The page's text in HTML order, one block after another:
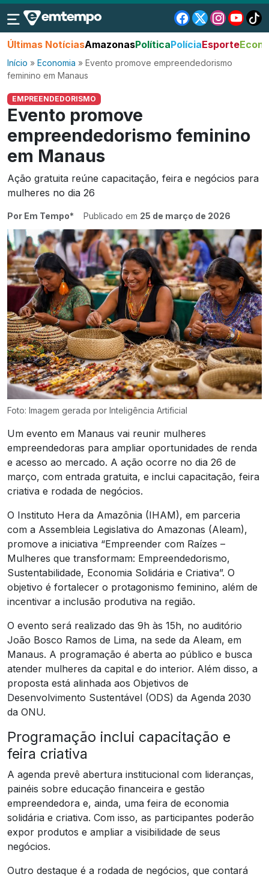
Últimas NotíciasAmazonasPolíticaPolíciaEsporte
Início » Economia » Evento promove empreendedorismo
feminino em Manaus
EMPREENDEDORISMO
Evento promove
empreendedorismo feminino
em Manaus
Ação gratuita reúne capacitação, feira e negócios para
mulheres no dia 26
Por Em Tempo* Publicado em 25 de março de 2026
Foto: Imagem gerada por Inteligência Artificial
Um evento em Manaus vai reunir mulheres
empreendedoras para ampliar oportunidades de renda
e acesso ao mercado. A ação ocorre no dia 26 de
março, com entrada gratuita, e inclui capacitação, feira
criativa e rodada de negócios.
O Instituto Hera da Amazônia (IHAM), em parceria
com a Assembleia Legislativa do Amazonas (Aleam),
promove a iniciativa “Empreender com Raízes –
Mulheres que transformam: Empreendedorismo,
Sustentabilidade, Economia Solidária e Criativa”. O
objetivo é fortalecer o protagonismo feminino, além de
incentivar a inclusão produtiva na região.
O evento será realizado das 9h às 15h, no auditório
João Bosco Ramos de Lima, na sede da Aleam, em
Manaus. A programação é aberta ao público e busca
atender mulheres da capital e do interior. Além disso, a
proposta está alinhada aos Objetivos de
Desenvolvimento Sustentável (ODS) da Agenda 2030
da ONU.
Programação inclui capacitação e
feira criativa
A agenda prevê abertura institucional com lideranças,
painéis sobre educação financeira e gestão
empreendedora e, ainda, uma feira de economia
solidária e criativa. Com isso, as participantes poderão
expor produtos e ampliar a visibilidade de seus
negócios.
Outro destaque é a rodada de negócios, que contará